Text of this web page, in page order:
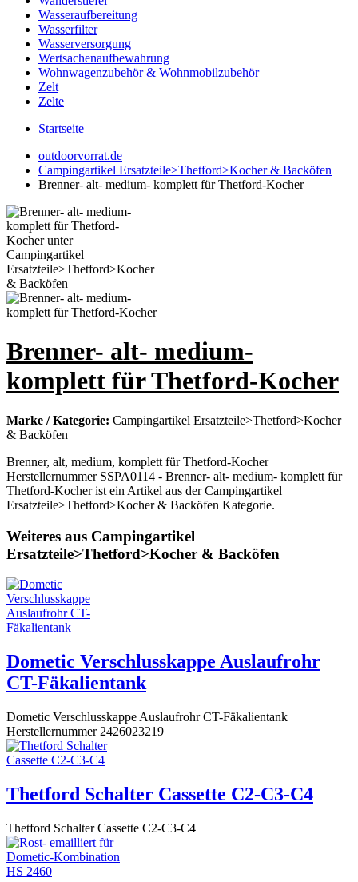
Wasseraufbereitung
Wasserfilter
Wasserversorgung
Wertsachenaufbewahrung
Wohnwagenzubehör & Wohnmobilzubehör
Zelt
Zelte
Startseite
outdoorvorrat.de
Campingartikel Ersatzteile>Thetford>Kocher & Backöfen
Brenner- alt- medium- komplett für Thetford-Kocher
Brenner- alt- medium-
komplett für Thetford-Kocher
Marke / Kategorie: Campingartikel Ersatzteile>Thetford>Kocher
& Backöfen
Brenner, alt, medium, komplett für Thetford-Kocher
Herstellernummer SSPA0114 - Brenner- alt- medium- komplett für
Thetford-Kocher ist ein Artikel aus der Campingartikel
Ersatzteile>Thetford>Kocher & Backöfen Kategorie.
Weiteres aus Campingartikel
Ersatzteile>Thetford>Kocher & Backöfen
Dometic Verschlusskappe Auslaufrohr
CT-Fäkalientank
Dometic Verschlusskappe Auslaufrohr CT-Fäkalientank
Herstellernummer 2426023219
Thetford Schalter Cassette C2-C3-C4
Thetford Schalter Cassette C2-C3-C4